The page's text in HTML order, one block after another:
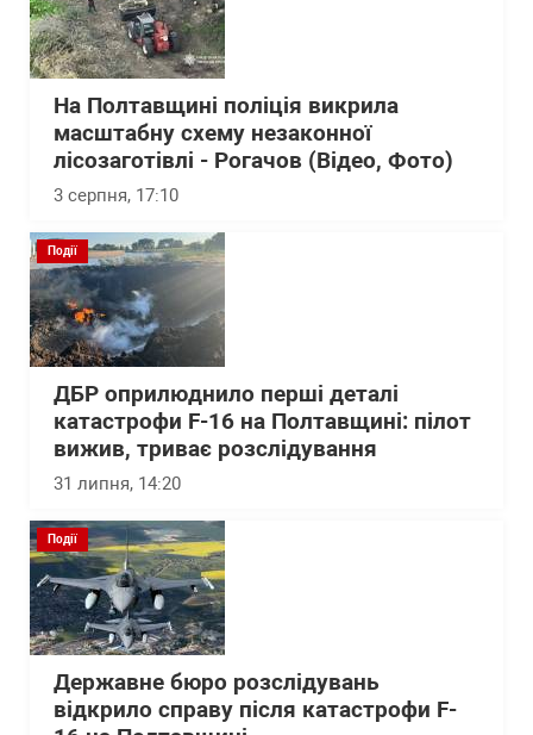
На Полтавщині поліція викрила
масштабну схему незаконної
лісозаготівлі - Рогачов (Відео, Фото)
3 серпня, 17:10
Події
ДБР оприлюднило перші деталі
катастрофи F-16 на Полтавщині: пілот
вижив, триває розслідування
31 липня, 14:20
Події
Державне бюро розслідувань
відкрило справу після катастрофи F-